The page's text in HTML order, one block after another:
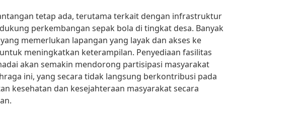
tetap ada, terutama terkait dengan infrastruktur
perkembangan sepak bola di tingkat desa. Banyak
memerlukan lapangan yang layak dan akses ke
meningkatkan keterampilan. Penyediaan fasilitas
akan semakin mendorong partisipasi masyarakat
ini, yang secara tidak langsung berkontribusi pada
kesehatan dan kesejahteraan masyarakat secara